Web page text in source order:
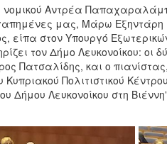
νομικού Αντρέα
μας, Μάρω
στον Υπουργό
τον Δήμο Λευκονοίκου: οι
Πατσαλίδης, και ο
Πολιτιστικού
Δήμου Λευκονοίκου στη